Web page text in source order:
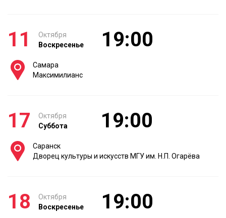
11
Октября
Воскресенье
19:00
Самара
Максимилианс
17
Октября
Суббота
19:00
Саранск
Дворец культуры и искусств МГУ им. Н.П. Огарёва
18
Октября
Воскресенье
19:00